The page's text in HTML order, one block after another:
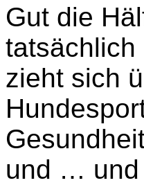
Gut die
tatsächlich
zieht sich
und … und